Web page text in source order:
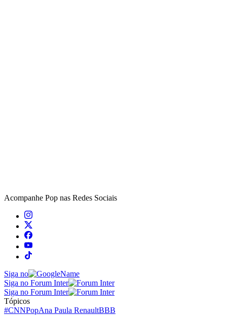
Acompanhe Pop nas Redes Sociais
Siga no
Siga no Forum Inter
Siga no Forum Inter
Tópicos
#CNNPopAna Paula RenaultBBB